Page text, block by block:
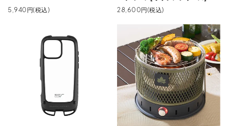
5,940円(税込)
28,600円(税込)